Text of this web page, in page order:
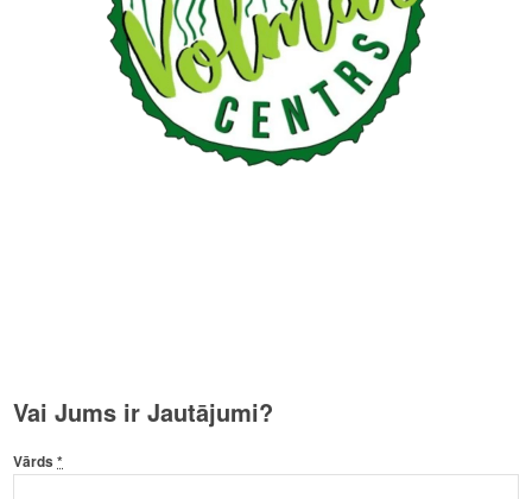
Vai Jums ir Jautājumi?
Vārds*